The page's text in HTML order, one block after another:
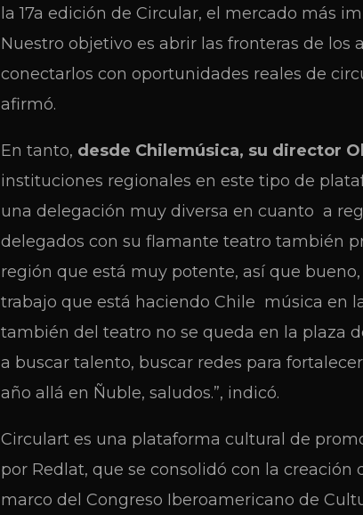
la 17a edición de Circular, el mercado más
Nuestro objetivo es abrir las fronteras de
conectarlos con oportunidades reales de
afirmó.
En tanto, desde Chilemúsica, su director
instituciones regionales en este tipo de
una delegación muy diversa en cuanto a
delegados con su flamante teatro también
región que está muy potente, así que
trabajo que está haciendo Chile música en
también del teatro no se queda en la plaza
a buscar talento, buscar redes para
año allá en Ñuble, saludos.”, indicó.
Circulart es una plataforma cultural de
por Redlat, que se consolidó con la
marco del Congreso Iberoamericano de